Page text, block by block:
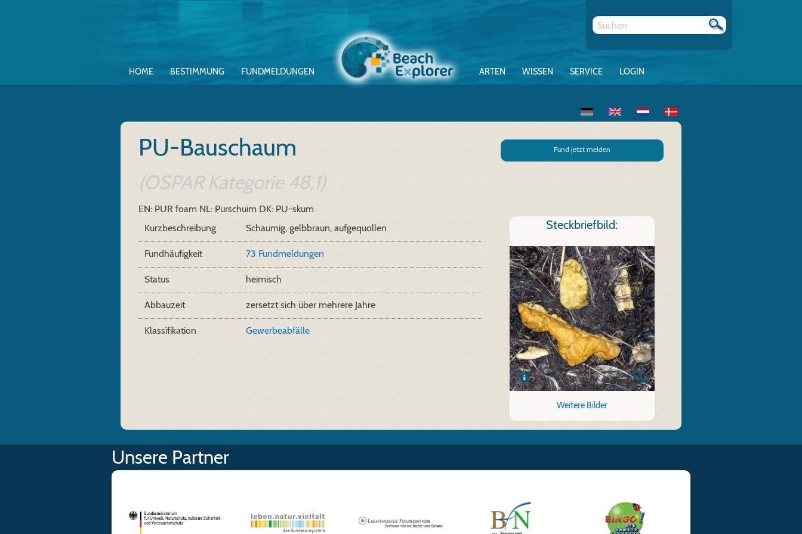
HOME BESTIMMUNG FUNDMELDUNGEN ARTEN WISSEN SERVICE LOGIN
PU-Bauschaum
(OSPAR Kategorie 48,1)
EN: PUR foam NL: Purschuim DK: PU-skum
Fund jetzt melden
Kurzbeschreibung Schaumig, gelbbraun, aufgequollen
Fundhäufigkeit 73 Fundmeldungen
Status heimisch
Abbauzeit zersetzt sich über mehrere Jahre
Klassifikation Gewerbeabfälle
Steckbriefbild:
Weitere Bilder
Unsere Partner